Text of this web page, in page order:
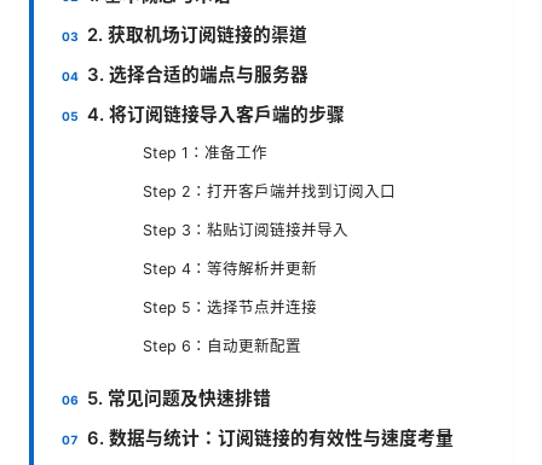
2. 获取机场订阅链接的渠道
3. 选择合适的端点与服务器
4. 将订阅链接导入客户端的步骤
Step 1：准备工作
Step 2：打开客户端并找到订阅入口
Step 3：粘贴订阅链接并导入
Step 4：等待解析并更新
Step 5：选择节点并连接
Step 6：自动更新配置
5. 常见问题及快速排错
6. 数据与统计：订阅链接的有效性与速度考量